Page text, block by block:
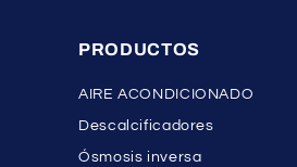
PRODUCTOS
AIRE ACONDICIONADO
Descalcificadores
Ósmosis inversa